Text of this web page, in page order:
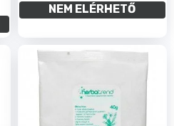
NEM ELÉRHETŐ